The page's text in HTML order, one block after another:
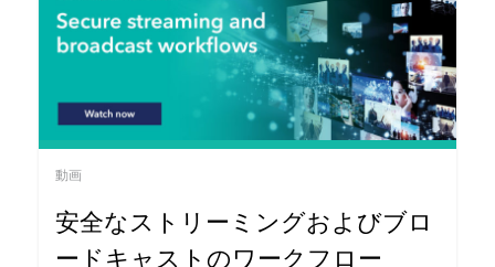
動画
安全なストリーミングおよびブロ
ードキャストのワークフロー